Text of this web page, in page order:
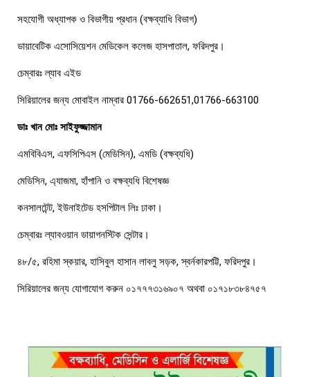
সহযোগী অধ্যাপক ও বিভাগীয় প্রধান (বক্ষব্যাধি বিভাগ)
ডায়াবেটিক এসোসিয়েশন মেডিকেল কলেজ হাসপাতাল, ফরিদপুর।
চেম্বারঃ ল্যাব এইড
সিরিয়ালের জন্য মোবাইল নাম্বার 01766-662651,01766-663100
ডাঃ খান মোঃ সাইফুজ্জামান
এমবিবিএস, এফসিপিএস (মেডিসিন), এমডি (বক্ষব্যধি)
মেডিসিন, এ্যাজমা, হাঁপানি ও বক্ষব্যধি বিশেষজ্ঞ
কনসালটেন্ট, ইউনাইটেড হসপিটাল লিঃ ঢাকা।
চেম্বারঃ ল্যাবওয়ান ডায়াগনস্টিক সেন্টার।
৪৮/৫, রহিমা স্কয়ার, হাসিবুল হাসান লাবলু সড়ক, স্বর্নকারপট্টি, ফরিদপুর।
সিরিয়ালের জন্য যোগাযোগ করুন ০১৭৭৭৩১৬৯০৭ অথবা ০১৭১৮৩৮৪৭৫৭